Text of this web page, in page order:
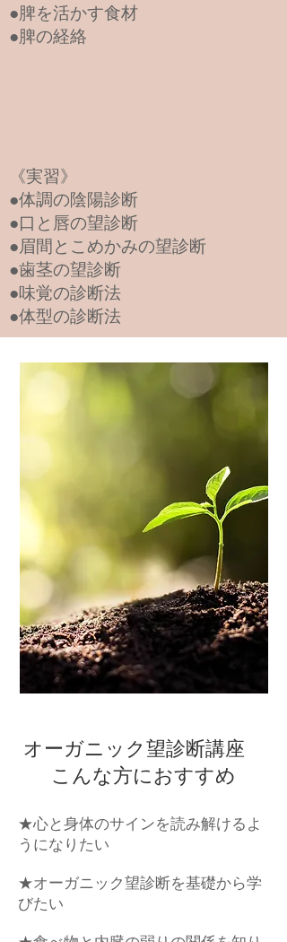
●脾を活かす食材
●脾の経絡
《実習》
●体調の陰陽診断
●口と唇の望診断
●眉間とこめかみの望診断
●歯茎の望診断
●味覚の診断法
●体型の診断法
オーガニック望診断講座
こんな方におすすめ
★心と身体のサインを読み解けるよ
うになりたい
★オーガニック望診断を基礎から学
びたい